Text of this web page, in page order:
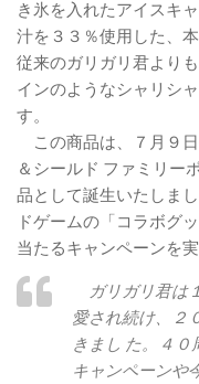
き氷を入れたアイスキ
汁を３３％使用した、
従来のガリガリ君より
インのようなシャリシ
す。
この商品は、７月９
＆シールド ファミリー
品として誕生いたしま
ドゲームの「コラボグ
当たるキャンペーンを実
ガリガリ君は
愛され続け、２
きまし た。４
キャンペーンや